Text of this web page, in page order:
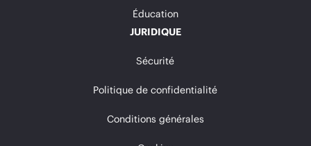
Éducation
JURIDIQUE
Sécurité
Politique de confidentialité
Conditions générales